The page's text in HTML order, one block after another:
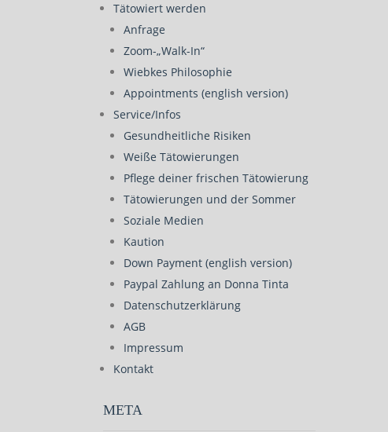
Tätowiert werden
Anfrage
Zoom-„Walk-In“
Wiebkes Philosophie
Appointments (english version)
Service/Infos
Gesundheitliche Risiken
Weiße Tätowierungen
Pflege deiner frischen Tätowierung
Tätowierungen und der Sommer
Soziale Medien
Kaution
Down Payment (english version)
Paypal Zahlung an Donna Tinta
Datenschutzerklärung
AGB
Impressum
Kontakt
META